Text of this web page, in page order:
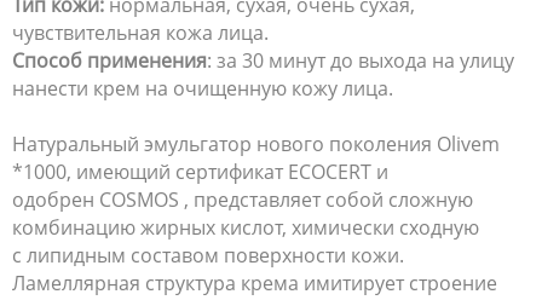
чувствительная кожа лица.
Способ применения: за 30 минут до выхода на улицу
нанести крем на очищенную кожу лица.
Натуральный эмульгатор нового поколения Olivem
*1000, имеющий сертификат ECOCERT и
одобрен COSMOS , представляет собой сложную
комбинацию жирных кислот, химически сходную
с липидным составом поверхности кожи.
Ламеллярная структура крема имитирует строение